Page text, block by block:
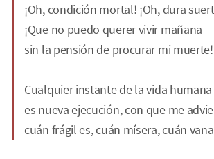
¡Oh, condición mortal! ¡Oh, dura
¡Que no puedo querer vivir mañana
sin la pensión de procurar mi muerte!
Cualquier instante de la vida humana
es nueva ejecución, con que me
cuán frágil es, cuán mísera, cuán